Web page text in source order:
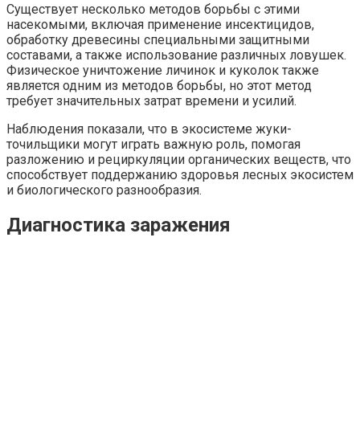
Существует несколько методов борьбы с этими
насекомыми, включая применение инсектицидов,
обработку древесины специальными защитными
составами, а также использование различных ловушек.
Физическое уничтожение личинок и куколок также
является одним из методов борьбы, но этот метод
требует значительных затрат времени и усилий.
Наблюдения показали, что в экосистеме жуки-
точильщики могут играть важную роль, помогая
разложению и рециркуляции органических веществ, что
способствует поддержанию здоровья лесных экосистем
и биологического разнообразия.
Диагностика заражения